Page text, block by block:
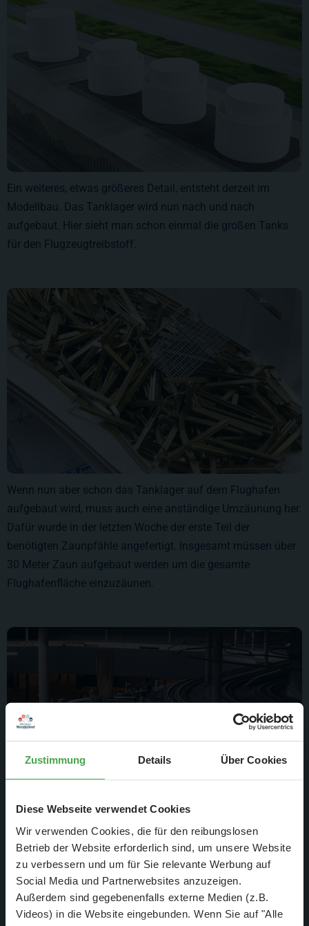
Zustimmung Details Über Cookies
Diese Webseite verwendet Cookies
Wir verwenden Cookies, die für den reibungslosen
Betrieb der Website erforderlich sind, um unsere Website
zu verbessern und um für Sie relevante Werbung auf
Social Media und Partnerwebsites anzuzeigen.
Außerdem sind gegebenenfalls externe Medien (z.B.
Videos) in die Website eingebunden. Wenn Sie auf "Alle
Ein weiteres, etwas größeres Detail, entsteht derzeit im
Modellbau. Das Tanklager wird nun nach und nach
aufgebaut. Hier sieht man schon einmal die großen Tanks
für den Flugzeugtreibstoff.
Wenn nun aber schon das Tanklager auf dem Flughafen
aufgebaut wird, muss auch eine anständige Umzäunung her.
Dafür wurde in der letzten Woche der erste Teil der
benötigten Zaunpfähle angefertigt. Insgesamt müssen über
30 Meter Zaun aufgebaut werden um die gesamte
Flughafenfläche einzuzäunen.
In der letzten Woche ist ein weiteres Detail im
Flughafenbereich eingebaut worden, welches der Realität der
Modellbauer und Techniker entspricht. Auf einmal
verschwinden…